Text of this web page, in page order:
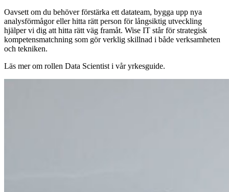
Oavsett om du behöver förstärka ett datateam, bygga upp nya
analysförmågor eller hitta rätt person för långsiktig utveckling
hjälper vi dig att hitta rätt väg framåt. Wise IT står för strategisk
kompetensmatchning som gör verklig skillnad i både verksamheten
och tekniken.
Läs mer om rollen Data Scientist i vår yrkesguide.